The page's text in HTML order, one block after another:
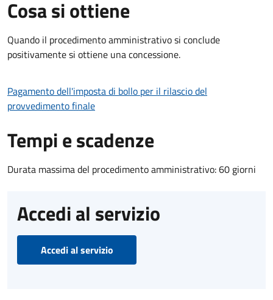
Cosa si ottiene
Quando il procedimento amministrativo si conclude
positivamente si ottiene una concessione.
Pagamento dell'imposta di bollo per il rilascio del
provvedimento finale
Tempi e scadenze
Durata massima del procedimento amministrativo: 60 giorni
Accedi al servizio
Accedi al servizio